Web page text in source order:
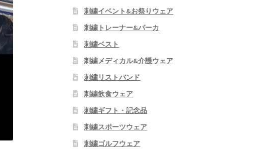
刺繍イベント&お祭りウェア
刺繍トレーナー&パーカ
刺繍ベスト
刺繍メディカル&介護ウェア
刺繍リストバンド
刺繍飲食ウェア
刺繍ギフト・記念品
刺繍スポーツウェア
刺繍ゴルフウェア